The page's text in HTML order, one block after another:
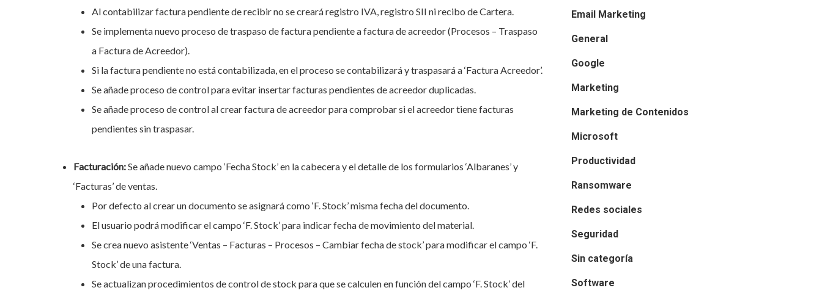
Al contabilizar factura pendiente de recibir no se creará registro IVA, registro SII ni recibo de Cartera.
Se implementa nuevo proceso de traspaso de factura pendiente a factura de acreedor (Procesos – Traspaso
a Factura de Acreedor).
Si la factura pendiente no está contabilizada, en el proceso se contabilizará y traspasará a ‘Factura Acreedor’.
Se añade proceso de control para evitar insertar facturas pendientes de acreedor duplicadas.
Se añade proceso de control al crear factura de acreedor para comprobar si el acreedor tiene facturas
pendientes sin traspasar.
Facturación:Se añade nuevo campo ‘Fecha Stock’ en la cabecera y el detalle de los formularios ‘Albaranes’ y
‘Facturas’ de ventas.
Por defecto al crear un documento se asignará como ‘F. Stock’ misma fecha del documento.
El usuario podrá modificar el campo ‘F. Stock’ para indicar fecha de movimiento del material.
Se crea nuevo asistente ‘Ventas – Facturas – Procesos – Cambiar fecha de stock’ para modificar el campo ‘F.
Stock’ de una factura.
Se actualizan procedimientos de control de stock para que se calculen en función del campo ‘F. Stock’ del
Email Marketing
General
Google
Marketing
Marketing de Contenidos
Microsoft
Productividad
Ransomware
Redes sociales
Seguridad
Sin categoría
Software